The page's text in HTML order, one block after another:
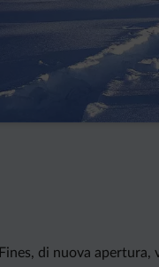
di nuova